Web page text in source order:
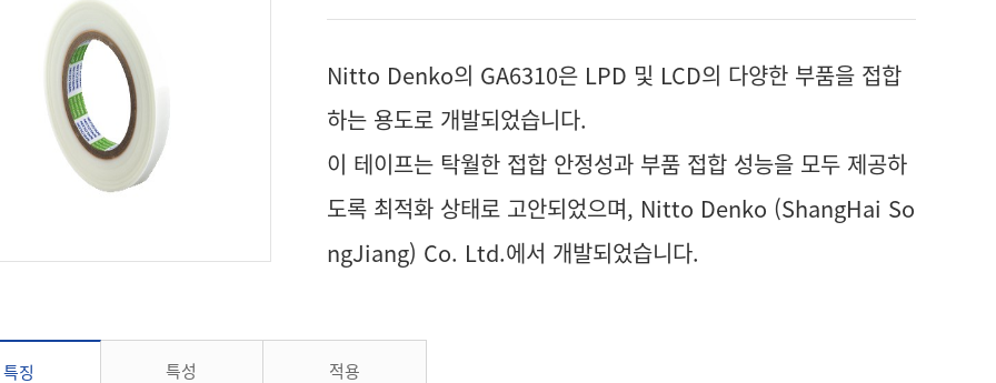
Nitto Denko의 GA6310은 LPD 및 LCD의 다양한 부품을 접합
하는 용도로 개발되었습니다.
이 테이프는 탁월한 접합 안정성과 부품 접합 성능을 모두 제공하
도록 최적화 상태로 고안되었으며, Nitto Denko (ShangHai So
ngJiang) Co. Ltd.에서 개발되었습니다.
특징 특성 적용